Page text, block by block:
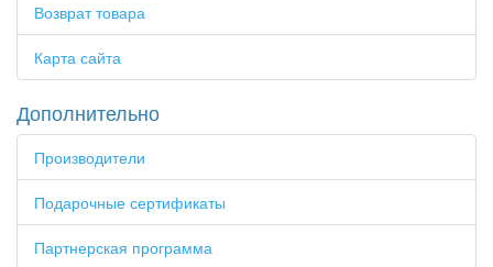
Возврат товара
Карта сайта
Дополнительно
Производители
Подарочные сертификаты
Партнерская программа